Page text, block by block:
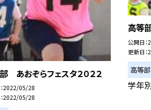
あおぞらフェスタ２０２２
2022/05/28
2022/05/28
高等
公開日
更新日
高等部
学年